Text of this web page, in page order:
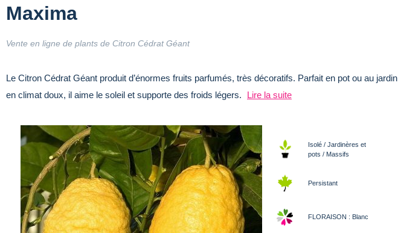
Maxima
Vente en ligne de plants de Citron Cédrat Géant
Le Citron Cédrat Géant produit d’énormes fruits parfumés, très décoratifs. Parfait en pot ou au jardin
en climat doux, il aime le soleil et supporte des froids légers.
Lire la suite
Isolé / Jardinères et
pots / Massifs
Persistant
FLORAISON : Blanc